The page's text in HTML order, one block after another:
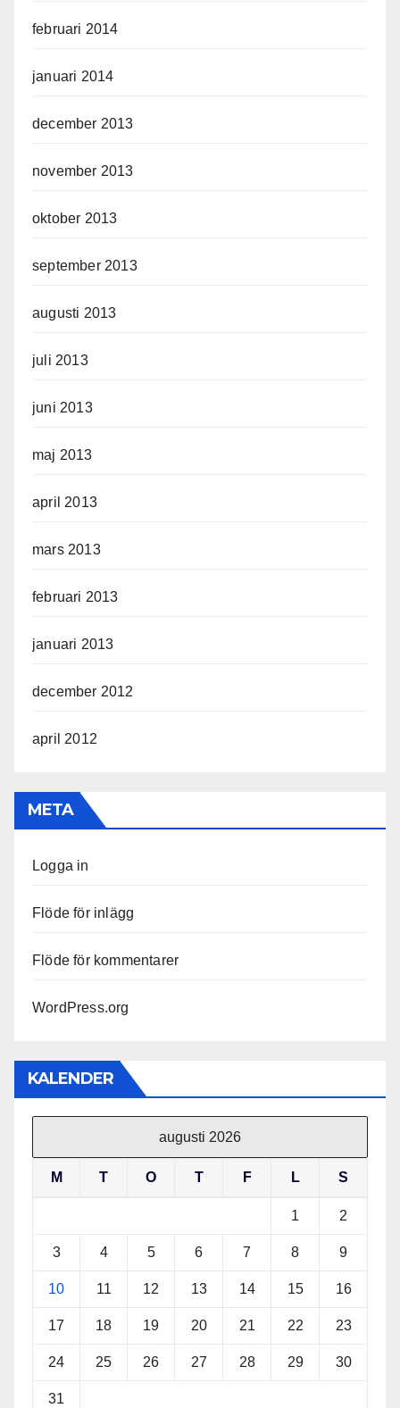
februari 2014
januari 2014
december 2013
november 2013
oktober 2013
september 2013
augusti 2013
juli 2013
juni 2013
maj 2013
april 2013
mars 2013
februari 2013
januari 2013
december 2012
april 2012
META
Logga in
Flöde för inlägg
Flöde för kommentarer
WordPress.org
KALENDER
augusti 2026
M T O T F L S
1 2
3 4 5 6 7 8 9
10 11 12 13 14 15 16
17 18 19 20 21 22 23
24 25 26 27 28 29 30
31